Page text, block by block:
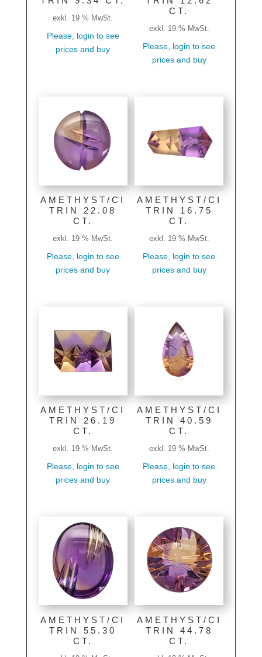
exkl. 19 % MwSt.
Please, login to see
prices and buy
CT.
exkl. 19 % MwSt.
Please, login to see
prices and buy
AMETHYST/CI
TRIN 22.08
CT.
exkl. 19 % MwSt.
Please, login to see
prices and buy
AMETHYST/CI
TRIN 16.75
CT.
exkl. 19 % MwSt.
Please, login to see
prices and buy
AMETHYST/CI
TRIN 26.19
CT.
exkl. 19 % MwSt.
Please, login to see
prices and buy
AMETHYST/CI
TRIN 40.59
CT.
exkl. 19 % MwSt.
Please, login to see
prices and buy
AMETHYST/CI
TRIN 55.30
CT.
AMETHYST/CI
TRIN 44.78
CT.